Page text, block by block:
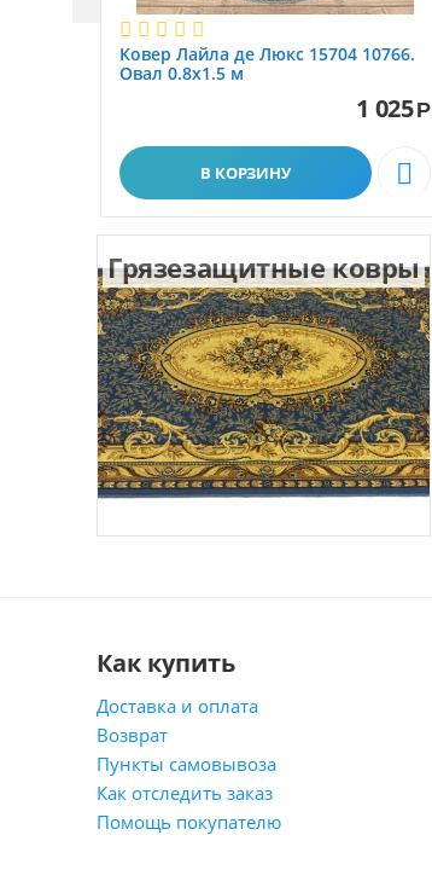
Ковер Лайла де Люкс 15704 10766.
Овал 0.8x1.5 м
1 025Р
В КОРЗИНУ 
Грязезащитные ковры
Как купить
Доставка и оплата
Возврат
Пункты самовывоза
Как отследить заказ
Помощь покупателю